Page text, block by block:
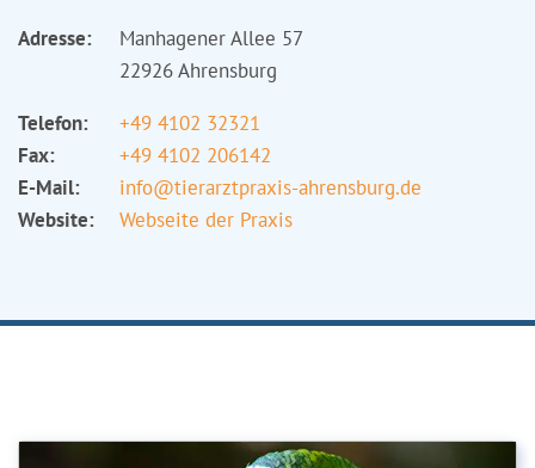
Adresse:
Manhagener Allee 57
22926 Ahrensburg
Telefon:
+49 4102 32321
Fax:
+49 4102 206142
E-Mail:
info@tierarztpraxis-ahrensburg.de
Website:
Webseite der Praxis